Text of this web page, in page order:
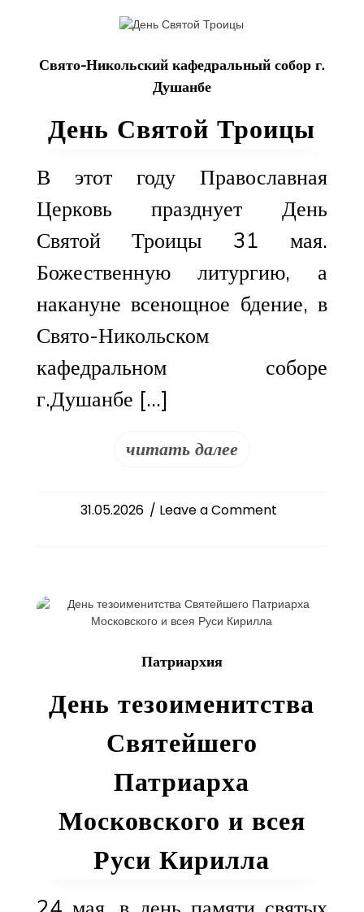
Свято-Никольский кафедральный собор г.
Душанбе
День Святой Троицы
В этот году Православная
Церковь празднует День
Святой Троицы 31 мая.
Божественную литургию, а
накануне всенощное бдение, в
Свято-Никольском
кафедральном соборе
г.Душанбе […]
читать далее
31.05.2026 / Leave a Comment
Патриархия
День тезоименитства
Святейшего
Патриарха
Московского и всея
Руси Кирилла